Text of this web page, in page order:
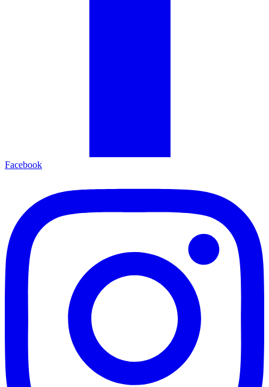
Facebook